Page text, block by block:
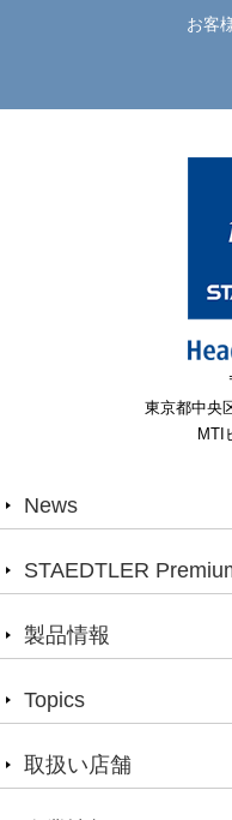
お客
東京都中央
MTI
News
STAEDTLER
製品情報
Topics
取扱い店舗